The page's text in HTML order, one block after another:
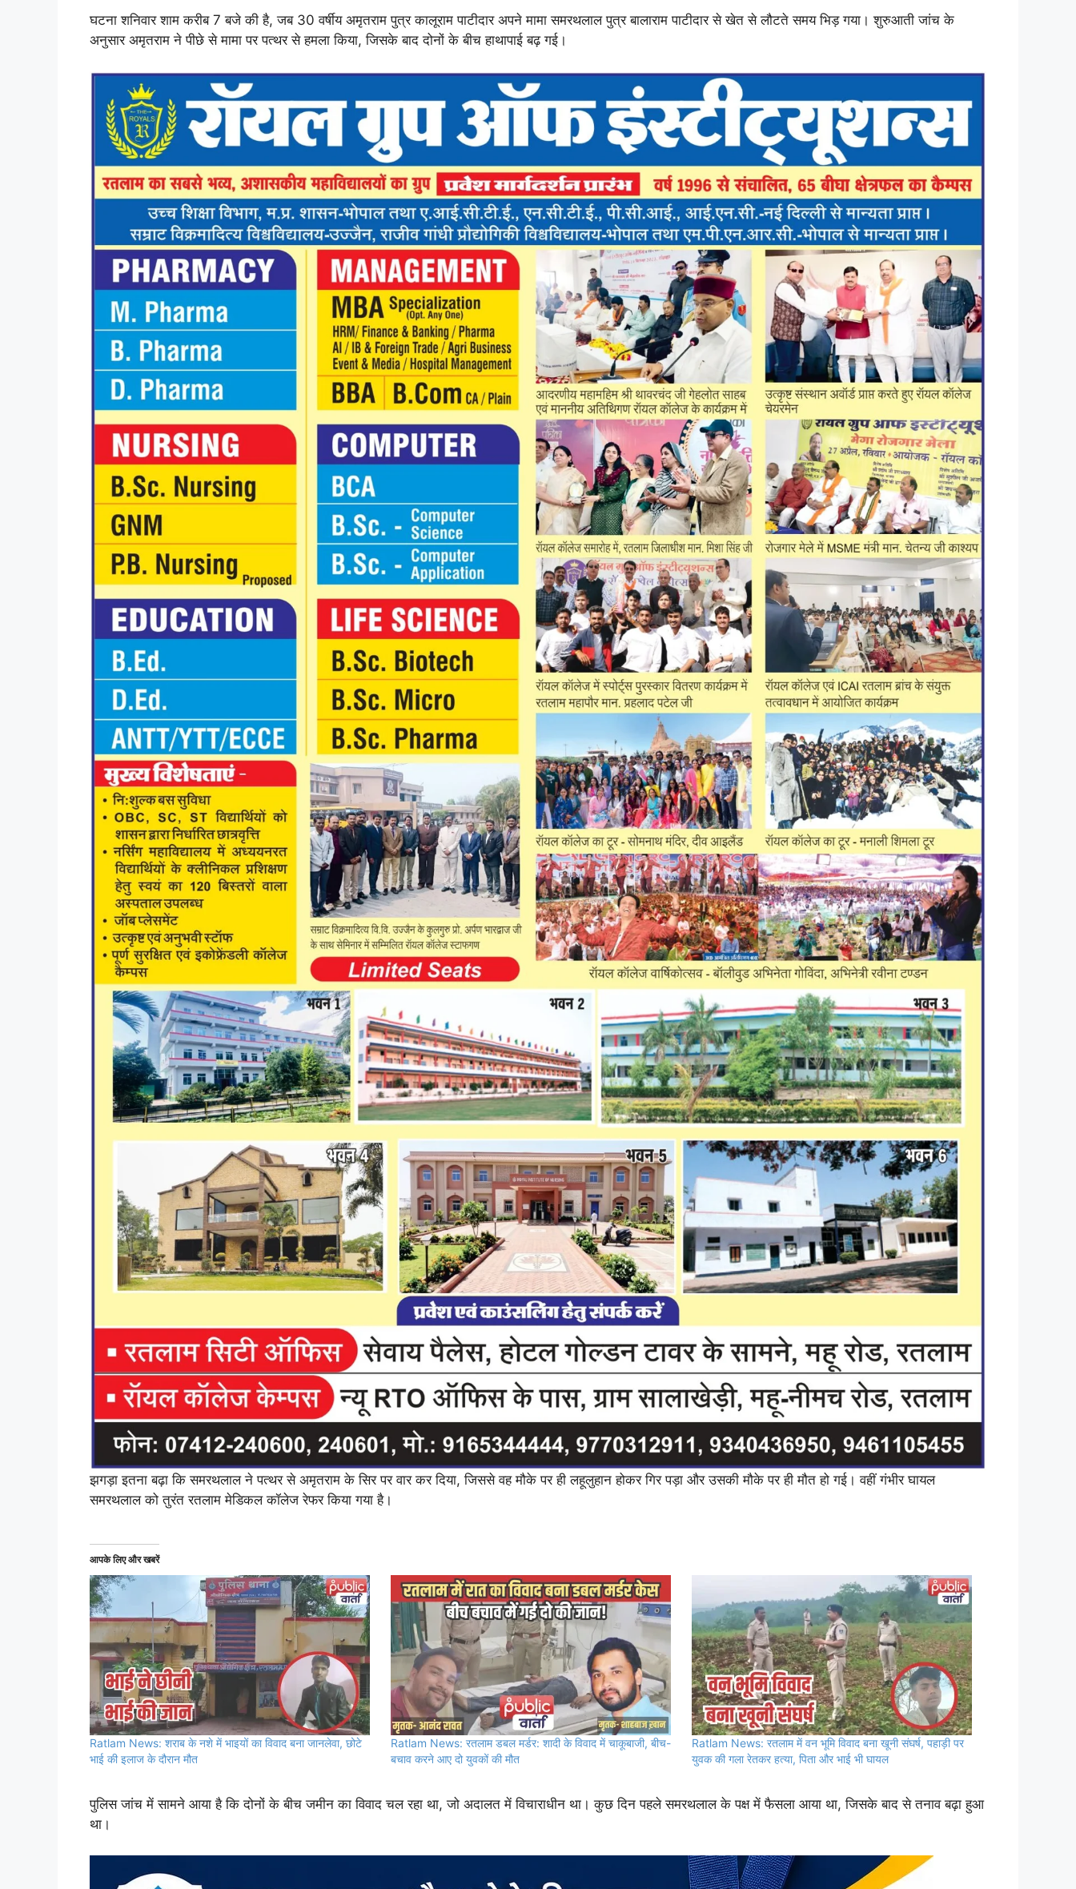
p
p
o
k
I
n
a
m
n
k
घटना शनिवार शाम करीब 7 बजे की है, जब 30 वर्षीय अमृतराम पुत्र कालूराम पाटीदार अपने मामा समरथलाल पुत्र बालाराम पाटीदार से खेत से लौटते समय भिड़ गया। शुरुआती जांच के
अनुसार अमृतराम ने पीछे से मामा पर पत्थर से हमला किया, जिसके बाद दोनों के बीच हाथापाई बढ़ गई।
झगड़ा इतना बढ़ा कि समरथलाल ने पत्थर से अमृतराम के सिर पर वार कर दिया, जिससे वह मौके पर ही लहूलुहान होकर गिर पड़ा और उसकी मौके पर ही मौत हो गई। वहीं गंभीर घायल
समरथलाल को तुरंत रतलाम मेडिकल कॉलेज रेफर किया गया है।
आपके लिए और खबरें
Ratlam News: शराब के नशे में भाइयों का विवाद बना जानलेवा, छोटे
भाई की इलाज के दौरान मौत
Ratlam News: रतलाम डबल मर्डर: शादी के विवाद में चाकूबाजी, बीच-
बचाव करने आए दो युवकों की मौत
Ratlam News: रतलाम में वन भूमि विवाद बना खूनी संघर्ष, पहाड़ी पर
युवक की गला रेतकर हत्या, पिता और भाई भी घायल
पुलिस जांच में सामने आया है कि दोनों के बीच जमीन का विवाद चल रहा था, जो अदालत में विचाराधीन था। कुछ दिन पहले समरथलाल के पक्ष में फैसला आया था, जिसके बाद से तनाव बढ़ा हुआ
था।